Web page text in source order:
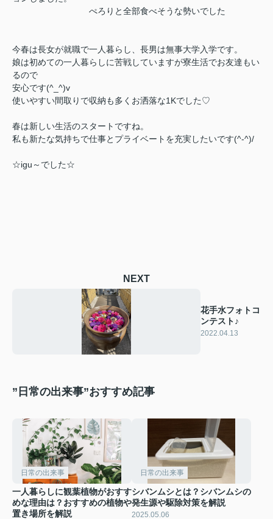
ぺろりと全部食べそうな勢いでした
今春は長女が就職で一人暮らし、長男は無事大学入学です。
娘は初めての一人暮らしに苦戦していますが寮生活でお友達もい
るので
安心です(^_^)v
使いやすい間取りで収納も多くお洒落な1Kでした♡
春は新しい生活のスタートですね。
私も新たな気持ちで仕事とプライベートを充実したいです(^-^)/
☆igu～でした☆
NEXT
花手水フォトコ
ンテスト♪
2022.04.13
”日常の出来事”おすすめ記事
日常の出来事
一人暮らしに観葉植物がおすす
めな理由は？おすすめの植物や
置き場所を解説
日常の出来事
シバンムシとは？シバンムシの
発生源や駆除対策を解説
2025.05.06